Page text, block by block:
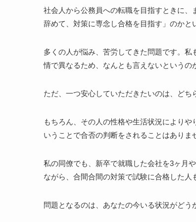
社会人から公務員への転職を目指すときに
辞めて、対策に専念し合格を目指す」のかと
多くの人が悩み、苦労してきた問題です。
情で異なるため、なんとも言えないというの
ただ、一つ安心していただきたいのは、どち
もちろん、その人の性格や生活状況により
いうことで合否の判断をされることはありま
私の同僚でも、新卒で就職した会社を3ヶ月
ながら、合間合間の対策で試験に合格した人
問題となるのは、あなたの今いる状況がどう